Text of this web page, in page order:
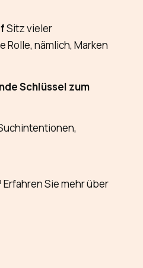
Sitz vieler
nämlich, Marken
Schlüssel zum
Sie mehr über